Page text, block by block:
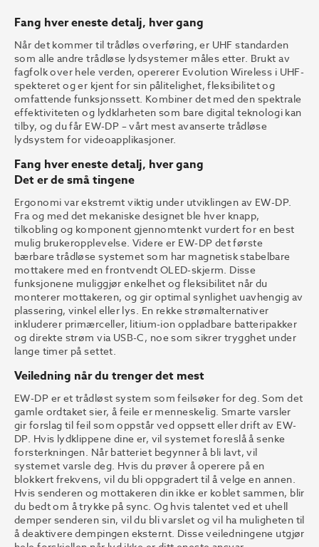
Fang hver eneste detalj, hver gang
Når det kommer til trådløs overføring, er UHF standarden
som alle andre trådløse lydsystemer måles etter. Brukt av
fagfolk over hele verden, opererer Evolution Wireless i UHF-
spekteret og er kjent for sin pålitelighet, fleksibilitet og
omfattende funksjonssett. Kombiner det med den spektrale
effektiviteten og lydklarheten som bare digital teknologi kan
tilby, og du får EW-DP – vårt mest avanserte trådløse
lydsystem for videoapplikasjoner.
Fang hver eneste detalj, hver gang
Det er de små tingene
Ergonomi var ekstremt viktig under utviklingen av EW-DP.
Fra og med det mekaniske designet ble hver knapp,
tilkobling og komponent gjennomtenkt vurdert for en best
mulig brukeropplevelse. Videre er EW-DP det første
bærbare trådløse systemet som har magnetisk stabelbare
mottakere med en frontvendt OLED-skjerm. Disse
funksjonene muliggjør enkelhet og fleksibilitet når du
monterer mottakeren, og gir optimal synlighet uavhengig av
plassering, vinkel eller lys. En rekke strømalternativer
inkluderer primærceller, litium-ion oppladbare batteripakker
og direkte strøm via USB-C, noe som sikrer trygghet under
lange timer på settet.
Veiledning når du trenger det mest
EW-DP er et trådløst system som feilsøker for deg. Som det
gamle ordtaket sier, å feile er menneskelig. Smarte varsler
gir forslag til feil som oppstår ved oppsett eller drift av EW-
DP. Hvis lydklippene dine er, vil systemet foreslå å senke
forsterkningen. Når batteriet begynner å bli lavt, vil
systemet varsle deg. Hvis du prøver å operere på en
blokkert frekvens, vil du bli oppgradert til å velge en annen.
Hvis senderen og mottakeren din ikke er koblet sammen, blir
du bedt om å trykke på sync. Og hvis talentet ved et uhell
demper senderen sin, vil du bli varslet og vil ha muligheten til
å deaktivere dempingen eksternt. Disse veiledningene utgjør